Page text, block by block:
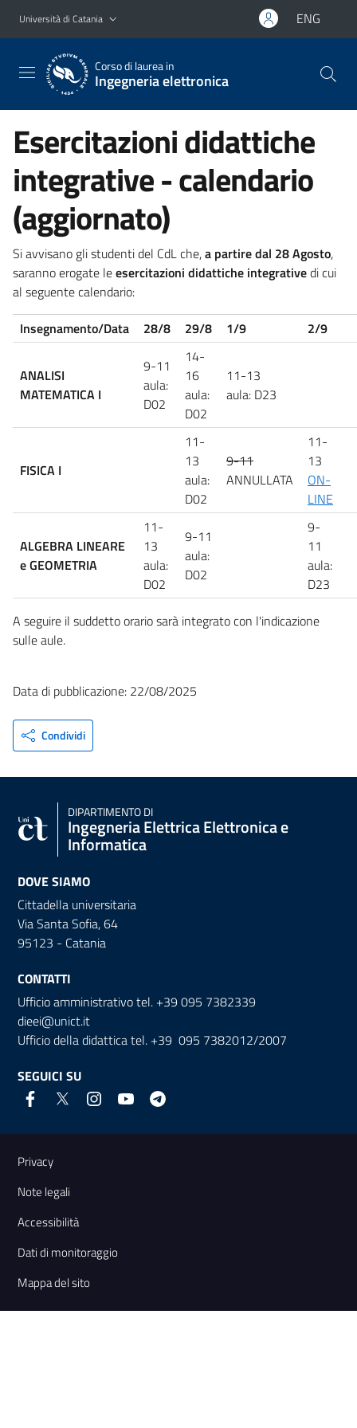
Vai al contenuto principale
Vai al menu di navigazione
Università di Catania ENG
Corso di laurea in
Ingegneria elettronica
Esercitazioni didattiche
integrative - calendario
(aggiornato)
Si avvisano gli studenti del CdL che,a partire dal 28 Agosto,
saranno erogate leesercitazioni didattiche integrativedi cui
al seguente calendario:
Insegnamento/Data
28/8 29/8 1/9 2/9
ANALISI
MATEMATICA I
9-11
aula:
D02
14-
16
aula:
D02
11-13
aula: D23
FISICA I
11-
13
aula:
D02
9-11
ANNULLATA
11-
13
ON-
LINE
ALGEBRA LINEARE
e GEOMETRIA
11-
13
aula:
D02
9-11
aula:
D02
9-
11
aula:
D23
A seguire il suddetto orario sarà integrato con l'indicazione
sulle aule.
Data di pubblicazione: 22/08/2025
Condividi
DIPARTIMENTO DI
Ingegneria Elettrica Elettronica e
Informatica
DOVE SIAMO
Cittadella universitaria
Via Santa Sofia, 64
95123 - Catania
CONTATTI
Ufficio amministrativo tel. +39 095 7382339
dieei@unict.it
Ufficio della didattica tel. +39 095 7382012/2007
SEGUICI SU
Link e informazioni utili
Privacy
Note legali
Accessibilità
Dati di monitoraggio
Mappa del sito